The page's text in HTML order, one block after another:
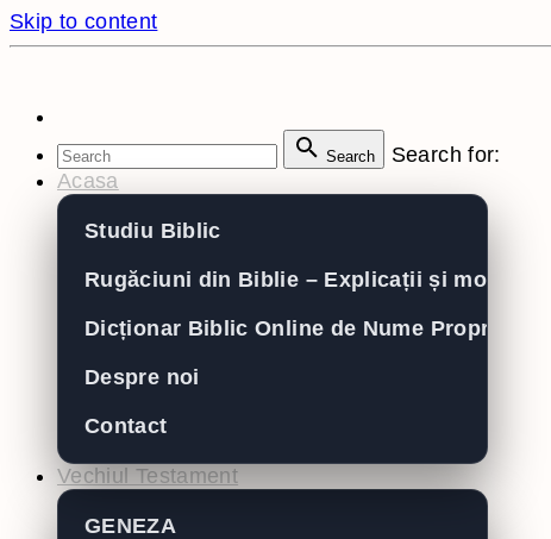
Skip to content
Search
Search for:
Acasa
Studiu Biblic
Rugăciuni din Biblie – Explicații și modele
Dicționar Biblic Online de Nume Proprii
Despre noi
Contact
Vechiul Testament
GENEZA